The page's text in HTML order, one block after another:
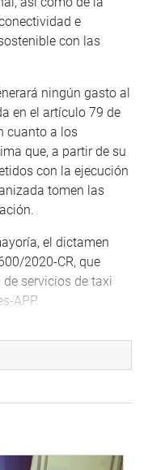
e
con las
ningún gasto al
en el artículo 79 de
cuanto a los
que, a partir de su
con la ejecución
tomen las
el dictamen
2020-CR, que
servicios de taxi
APP.
crear un registro
los derechos y
y de obligatorio
proveedoras de
móviles-